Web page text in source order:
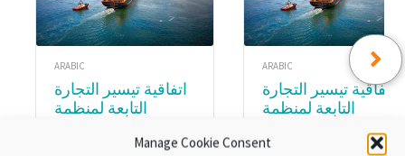
Manage Cookie Consent
ARABIC
اتفاقية تيسير التجارة
التابعة لمنظمة
ARABIC
اتفاقية تيسير التجارة
التابعة لمنظمة
الوحدة ٨:تنفيذ اتفاقية